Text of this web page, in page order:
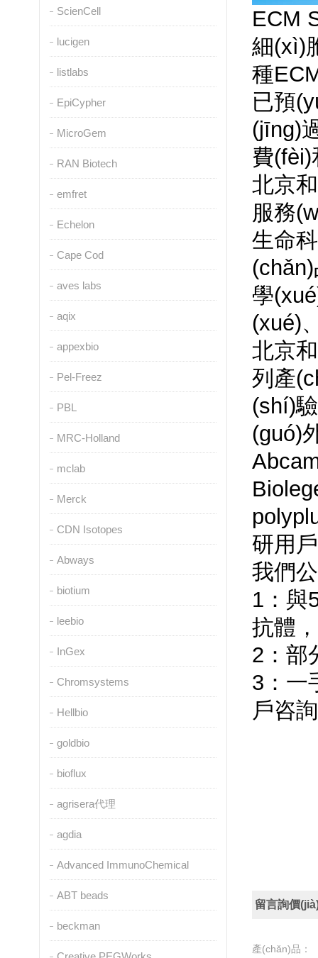
ScienCell
lucigen
listlabs
EpiCypher
MicroGem
RAN Biotech
emfret
Echelon
Cape Cod
aves labs
aqix
appexbio
Pel-Freez
PBL
MRC-Holland
mclab
Merck
CDN Isotopes
Abways
biotium
leebio
InGex
Chromsystems
Hellbio
goldbio
bioflux
agrisera代理
agdia
Advanced ImmunoChemical
ABT beads
beckman
ECM
細(xì)
種
已預
(jīng)
費
北京
服務
生命
(chǎn)
學
(xué)
北京
列產
(shí)
(guó)
研用戶
我們
1：與
抗體
2：部
3：一
戶咨
留言詢價
產(chǎn)品：